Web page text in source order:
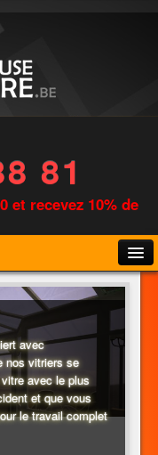
81
et recevez 10% de
avec
nos vitriers se
avec le plus
et que vous
le travail complet